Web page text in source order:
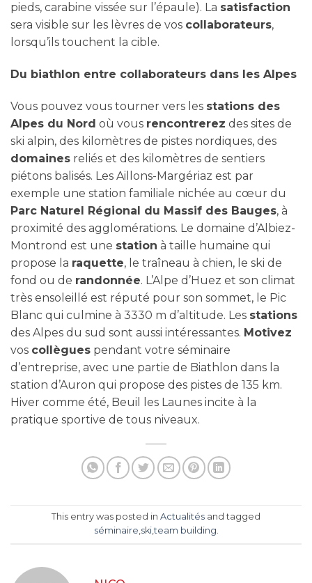
pieds, carabine vissée sur l’épaule). La satisfaction
sera visible sur les lèvres de vos collaborateurs,
lorsqu’ils touchent la cible.
Du biathlon entre collaborateurs dans les Alpes
Vous pouvez vous tourner vers les stations des
Alpes du Nord où vous rencontrerez des sites de
ski alpin, des kilomètres de pistes nordiques, des
domaines reliés et des kilomètres de sentiers
piétons balisés. Les Aillons-Margériaz est par
exemple une station familiale nichée au cœur du
Parc Naturel Régional du Massif des Bauges, à
proximité des agglomérations. Le domaine d’Albiez-
Montrond est une station à taille humaine qui
propose la raquette, le traîneau à chien, le ski de
fond ou de randonnée. L’Alpe d’Huez et son climat
très ensoleillé est réputé pour son sommet, le Pic
Blanc qui culmine à 3330 m d’altitude. Les stations
des Alpes du sud sont aussi intéressantes. Motivez
vos collègues pendant votre séminaire
d’entreprise, avec une partie de Biathlon dans la
station d’Auron qui propose des pistes de 135 km.
Hiver comme été, Beuil les Launes incite à la
pratique sportive de tous niveaux.
This entry was posted in Actualités and tagged
séminaire,ski,team building.